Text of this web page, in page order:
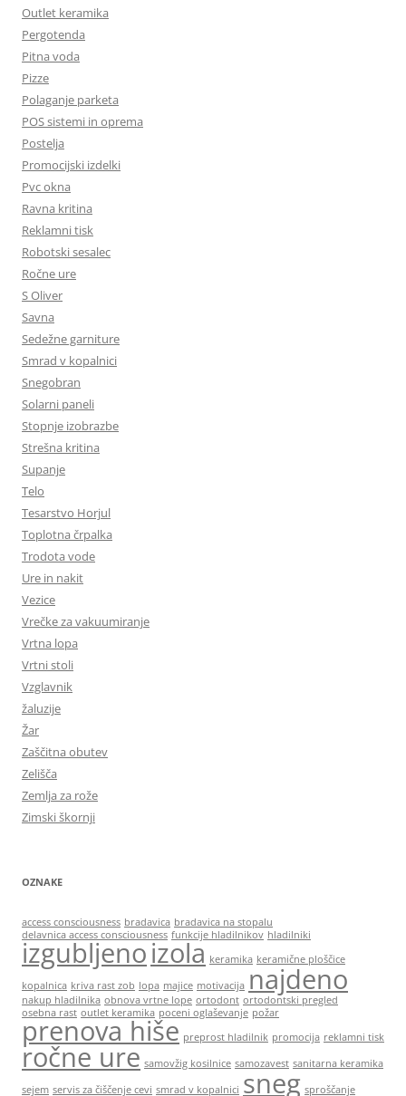
Outlet keramika
Pergotenda
Pitna voda
Pizze
Polaganje parketa
POS sistemi in oprema
Postelja
Promocijski izdelki
Pvc okna
Ravna kritina
Reklamni tisk
Robotski sesalec
Ročne ure
S Oliver
Savna
Sedežne garniture
Smrad v kopalnici
Snegobran
Solarni paneli
Stopnje izobrazbe
Strešna kritina
Supanje
Telo
Tesarstvo Horjul
Toplotna črpalka
Trodota vode
Ure in nakit
Vezice
Vrečke za vakuumiranje
Vrtna lopa
Vrtni stoli
Vzglavnik
žaluzije
Žar
Zaščitna obutev
Zelišča
Zemlja za rože
Zimski škornji
OZNAKE
access consciousness bradavica bradavica na stopalu
delavnica access consciousness funkcije hladilnikov hladilniki
izgubljenoizola keramika keramične ploščice
kopalnica kriva rast zob lopa majice motivacija najdeno
nakup hladilnika obnova vrtne lope ortodont ortodontski pregled
osebna rast outlet keramika poceni oglaševanje požar
prenova hiše preprost hladilnik promocija reklamni tisk
ročne ure samovžig kosilnice samozavest sanitarna keramika
sejem servis za čiščenje cevi smrad v kopalnici sneg sproščanje